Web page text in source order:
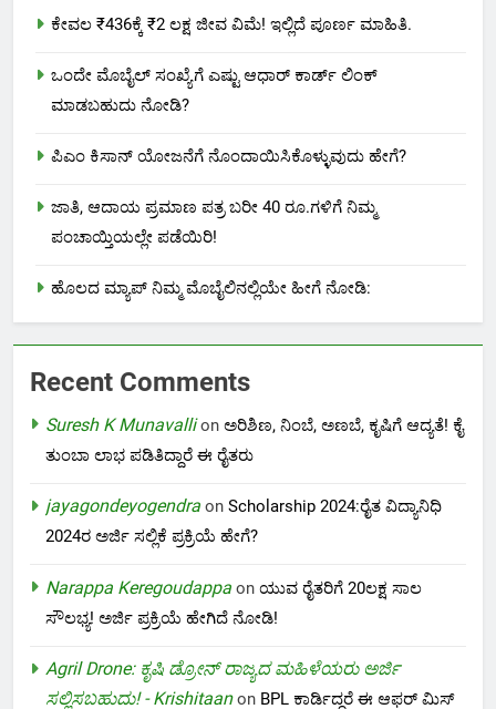
ಕೇವಲ ₹436ಕ್ಕೆ ₹2 ಲಕ್ಷ ಜೀವ ವಿಮೆ! ಇಲ್ಲಿದೆ ಪೂರ್ಣ ಮಾಹಿತಿ.
ಒಂದೇ ಮೊಬೈಲ್ ಸಂಖ್ಯೆಗೆ ಎಷ್ಟು ಆಧಾರ್ ಕಾರ್ಡ್ ಲಿಂಕ್
ಮಾಡಬಹುದು ನೋಡಿ?
ಪಿಎಂ ಕಿಸಾನ್ ಯೋಜನೆಗೆ ನೊಂದಾಯಿಸಿಕೊಳ್ಳುವುದು ಹೇಗೆ?
ಜಾತಿ, ಆದಾಯ ಪ್ರಮಾಣ ಪತ್ರ ಬರೀ 40 ರೂ.ಗಳಿಗೆ ನಿಮ್ಮ
ಪಂಚಾಯ್ತಿಯಲ್ಲೇ ಪಡೆಯಿರಿ!
ಹೊಲದ ಮ್ಯಾಪ್ ನಿಮ್ಮ ಮೊಬೈಲಿನಲ್ಲಿಯೇ ಹೀಗೆ ನೋಡಿ:
Recent Comments
Suresh K Munavallion ಅರಿಶಿಣ, ನಿಂಬೆ, ಅಣಬೆ, ಕೃಷಿಗೆ ಆದ್ಯತೆ! ಕೈ
ತುಂಬಾ ಲಾಭ ಪಡಿತಿದ್ದಾರೆ ಈ ರೈತರು
jayagondeyogendra on Scholarship 2024:ರೈತ ವಿದ್ಯಾನಿಧಿ
2024ರ ಅರ್ಜಿ ಸಲ್ಲಿಕೆ ಪ್ರಕ್ರಿಯೆ ಹೇಗೆ?
Narappa Keregoudappa on ಯುವ ರೈತರಿಗೆ 20ಲಕ್ಷ ಸಾಲ
ಸೌಲಭ್ಯ! ಅರ್ಜಿ ಪ್ರಕ್ರಿಯೆ ಹೇಗಿದೆ ನೋಡಿ!
Agril Drone: ಕೃಷಿ ಡ್ರೋನ್ ರಾಜ್ಯದ ಮಹಿಳೆಯರು ಅರ್ಜಿ
ಸಲ್ಲಿಸಬಹುದು! - Krishitaanon BPL ಕಾರ್ಡಿದ್ದರೆ ಈ ಆಫರ್ ಮಿಸ್